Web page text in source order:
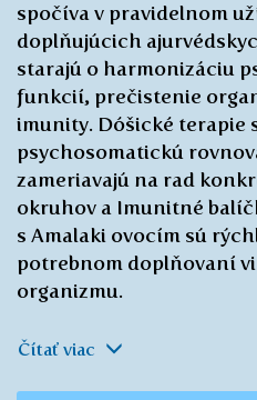
spočíva v pravidelnom
doplňujúcich
starajú o harmonizáciu
funkcií, prečistenie
imunity. Dóšické terapie
psychosomatickú
zameriavajú na rad
okruhov a Imunitné
s Amalaki ovocím sú
potrebnom doplňovaní
organizmu.
Čítať viac